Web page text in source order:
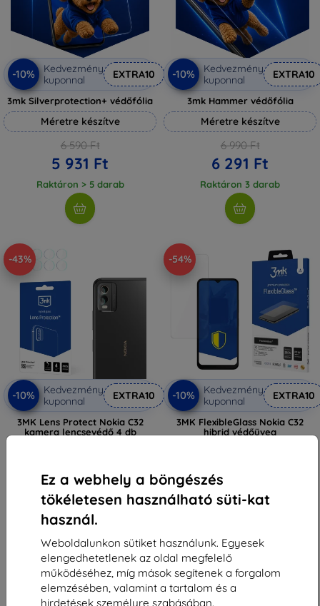
Ez a webhely a böngészés
tökéletesen használható süti-kat
használ.
Weboldalunkon sütiket használunk. Egyesek
elengedhetetlenek az oldal megfelelő
működéséhez, míg mások segítenek a forgalom
elemzésében, valamint a tartalom és a
hirdetések személyre szabásában.
-10%
Kedvezmény
kuponnal
EXTRA10
3mk Silverprotection+ védőfólia
Méretre készítve
6 590 Ft
5 931 Ft
Raktáron > 5 darab
-10%
Kedvezmény
kuponnal
EXTRA10
3mk Hammer védőfólia
Méretre készítve
6 990 Ft
6 291 Ft
Raktáron 3 darab
-43%
-10%
Kedvezmény
kuponnal
EXTRA10
3MK Lens Protect Nokia C32
kamera lencsevédő 4 db
Utolsó darab raktáron
-54%
-10%
Kedvezmény
kuponnal
EXTRA10
3MK FlexibleGlass Nokia C32
hibrid védőüveg
Utolsó darab raktáron
Összes találat6.